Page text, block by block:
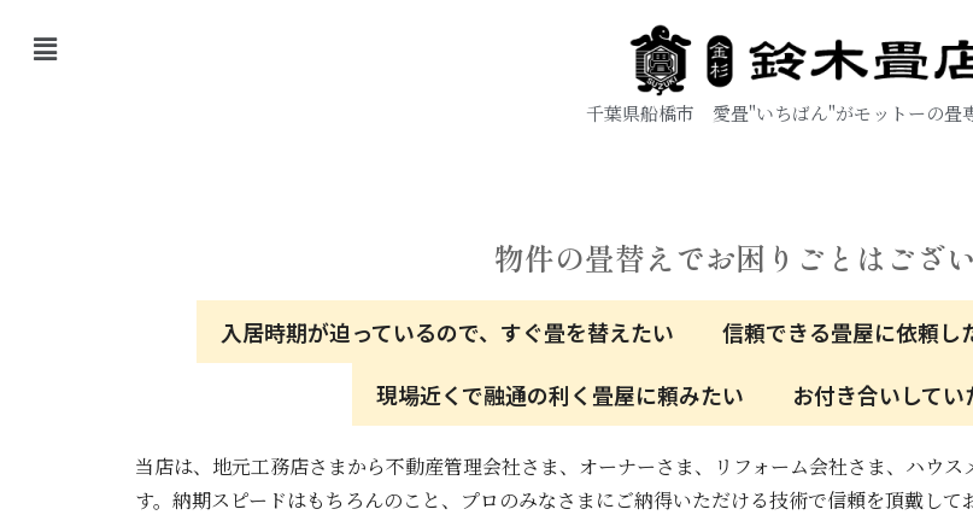
千葉県船橋市 愛畳"いちばん"がモットーの畳
物件の畳替えでお困りごとはござ
入居時期が迫っているので、すぐ畳を替えたい 信頼できる畳屋に依頼し
現場近くで融通の利く畳屋に頼みたい
お付き合いして
当店は、地元工務店さまから不動産管理会社さま、オーナーさま、リフォーム会社さま、ハウ
す。納期スピードはもちろんのこと、プロのみなさまにご納得いただける技術で信頼を頂戴して